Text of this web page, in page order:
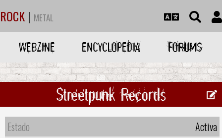
ROCK | METAL
WEBZINE ENCYCLOPEDIA FORUMS
Streetpunk Records
Estado
Activa